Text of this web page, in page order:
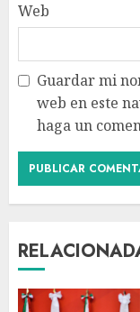
Web
Guardar mi
web en este
haga un